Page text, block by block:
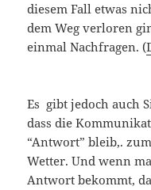
diesem Fall etwas
dem Weg verloren
einmal Nachfragen. (
Es gibt jedoch auch
dass die
“Antwort” bleib,.
Wetter. Und wenn
Antwort bekommt,